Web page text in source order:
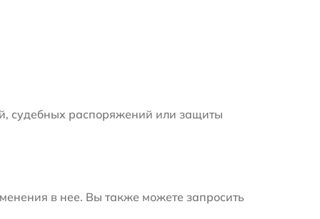
судебных распоряжений или защиты
в нее. Вы также можете запросить